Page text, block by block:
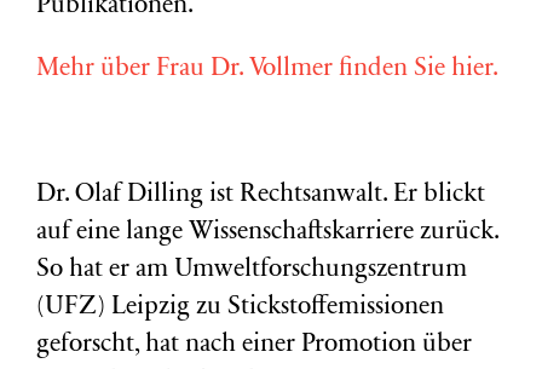
Publikationen.
Mehr über Frau Dr. Vollmer finden Sie hier.
Dr. Olaf Dilling ist Rechtsanwalt. Er blickt
auf eine lange Wissenschaftskarriere zurück.
So hat er am Umweltforschungszentrum
(UFZ) Leipzig zu Stickstoffemissionen
geforscht, hat nach einer Promotion über